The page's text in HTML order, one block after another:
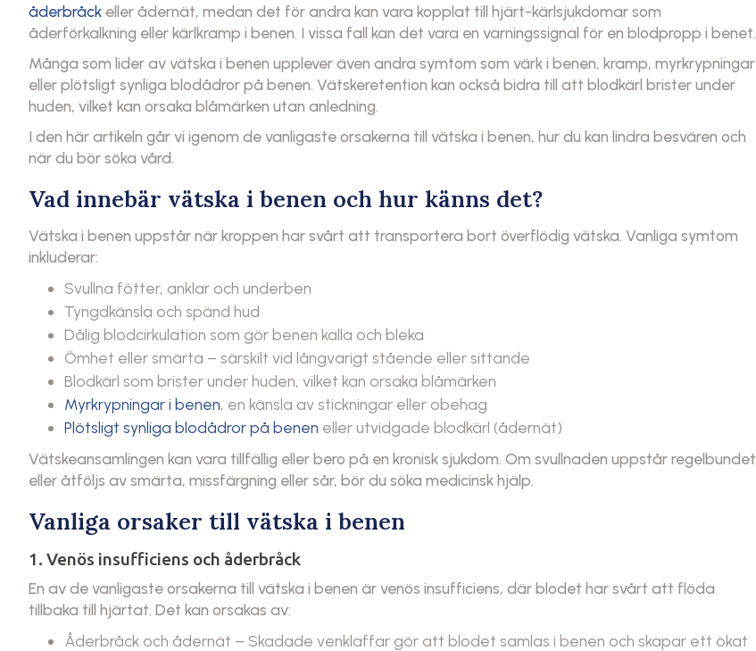
åderbråck eller ådernät, medan det för andra kan vara kopplat till hjärt-kärlsjukdomar som
åderförkalkning eller kärlkramp i benen. I vissa fall kan det vara en varningssignal för en blodpropp i benet.
Många som lider av vätska i benen upplever även andra symtom som värk i benen, kramp, myrkrypningar
eller plötsligt synliga blodådror på benen. Vätskeretention kan också bidra till att blodkärl brister under
huden, vilket kan orsaka blåmärken utan anledning.
I den här artikeln går vi igenom de vanligaste orsakerna till vätska i benen, hur du kan lindra besvären och
när du bör söka vård.
Vad innebär vätska i benen och hur känns det?
Vätska i benen uppstår när kroppen har svårt att transportera bort överflödig vätska. Vanliga symtom
inkluderar:
Svullna fötter, anklar och underben
Tyngdkänsla och spänd hud
Dålig blodcirkulation som gör benen kalla och bleka
Ömhet eller smärta – särskilt vid långvarigt stående eller sittande
Blodkärl som brister under huden, vilket kan orsaka blåmärken
Myrkrypningar i benen, en känsla av stickningar eller obehag
Plötsligt synliga blodådror på benen eller utvidgade blodkärl (ådernät)
Vätskeansamlingen kan vara tillfällig eller bero på en kronisk sjukdom. Om svullnaden uppstår regelbundet
eller åtföljs av smärta, missfärgning eller sår, bör du söka medicinsk hjälp.
Vanliga orsaker till vätska i benen
1. Venös insufficiens och åderbråck
En av de vanligaste orsakerna till vätska i benen är venös insufficiens, där blodet har svårt att flöda
tillbaka till hjärtat. Det kan orsakas av:
Åderbråck och ådernät – Skadade venklaffar gör att blodet samlas i benen och skapar ett ökat